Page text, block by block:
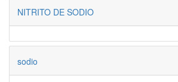
NITRITO DE SODIO
sodio